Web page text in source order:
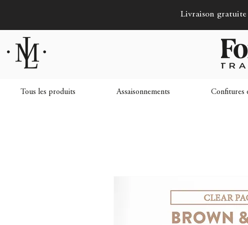
Livraison
Tous les produits Assaisonnements Confitures